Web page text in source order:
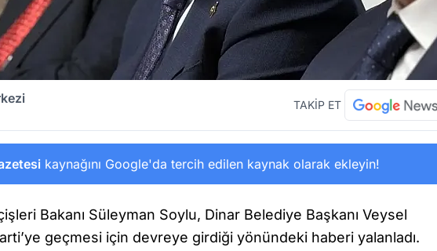
TAKİP ET
kaynağını Google'da tercih edilen kaynak olarak ekleyin!
Bakanı Süleyman Soylu, Dinar Belediye Başkanı Veysel
geçmesi için devreye girdiği yönündeki haberi yalanladı.